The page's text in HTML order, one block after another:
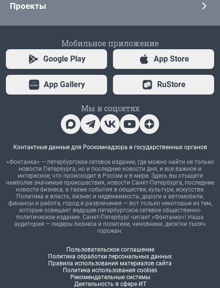
Проекты
Мобильное приложение
Google Play App Store
App Gallery RuStore
Мы в соцсетях
Контактные данные для Роскомнадзора и государственных органов
«Фонтанка» — петербургское сетевое издание, где можно найти не только
новости Петербурга, но и последние новости дня, и все важное и
интересное, что происходит в России и в мире. Здесь вы отыщете
наиболее значимые происшествия, новости Санкт-Петербурга, последние
новости бизнеса, а также события в обществе, культуре, искусстве.
Политика и власть, бизнес и недвижимость, дороги и автомобили,
финансы и работа, город и развлечения — вот только некоторые из тем,
которые освещает ведущее петербургское сетевое общественно-
политическое издание. Санкт-Петербург читает «Фонтанку»! Наша
аудитория — лидеры бизнеса и политики, чиновники, десятки тысяч
горожан.
Пользовательское соглашение
Политика обработки персональных данных
Правила использования материалов сайта
Политика использования cookies
Рекомендательные системы
Деятельность в сфере ИТ